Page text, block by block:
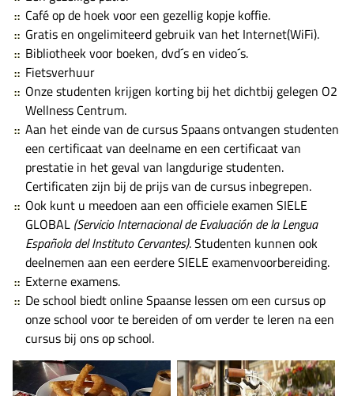
Caféop de hoek voor een gezellig kopje koffie.
Gratis en ongelimiteerd gebruik van het Internet(WiFi).
Bibliotheekvoor boeken, dvd´s en video´s.
Fietsverhuur
Onze studenten krijgen korting bij het dichtbij gelegen O2
Wellness Centrum.
Aan het einde van de cursus Spaans ontvangen studenten
een certificaat van deelname en een certificaat van
prestatie in het geval van langdurige studenten.
Certificaten zijn bij de prijs van de cursus inbegrepen.
Ook kunt u meedoen aan een officiele examen SIELE
GLOBAL (Servicio Internacional de Evaluación de la Lengua
Española del Instituto Cervantes).Studenten kunnen ook
deelnemen aan een eerdere SIELE examenvoorbereiding.
Externe examens.
De school biedt online Spaanse lessen om een cursus op
onze school voor te bereiden of om verder te leren na een
cursus bij ons op school.